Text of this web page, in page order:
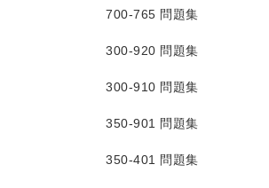
700-765 問題集
300-920 問題集
300-910 問題集
350-901 問題集
350-401 問題集